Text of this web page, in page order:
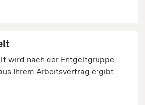
wird nach der Entgeltgruppe
Ihrem Arbeitsvertrag ergibt.